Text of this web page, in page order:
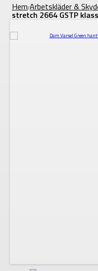
Hem/Arbetskläder &
stretch 2664 GSTP